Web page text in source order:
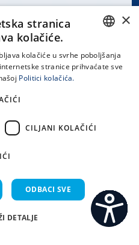
CROATIAN
×
stranica
kolačiće.
kolačiće u svrhe poboljšanja
stranice prihvaćate sve
Politici kolačića.
CILJANI KOLAČIĆI
ODBACI SVE
DETALJE